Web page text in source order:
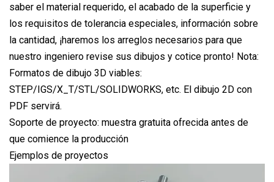
saber el material requerido, el acabado de la superficie y
los requisitos de tolerancia especiales, información sobre
la cantidad, ¡haremos los arreglos necesarios para que
nuestro ingeniero revise sus dibujos y cotice pronto! Nota:
Formatos de dibujo 3D viables:
STEP/IGS/X_T/STL/SOLIDWORKS, etc. El dibujo 2D con
PDF servirá.
Soporte de proyecto: muestra gratuita ofrecida antes de
que comience la producción
Ejemplos de proyectos